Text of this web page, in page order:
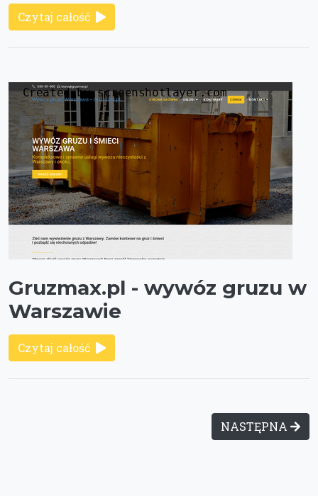
Czytaj całość
Gruzmax.pl - wywóz gruzu w
Warszawie
Czytaj całość
NASTĘPNA